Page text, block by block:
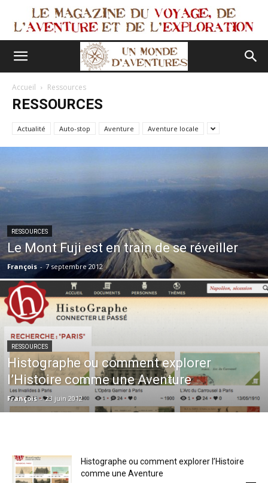
Accueil Ressources
RESSOURCES
Actualité Auto-stop Aventure Aventure locale
RESSOURCES
Le Mont Fuji est en train de se réveiller
François - 7 septembre 2012
RESSOURCES
Histographe ou comment explorer
l’Histoire comme une Aventure
François - 23 juin 2012
Histographe ou comment explorer l’Histoire
comme une Aventure